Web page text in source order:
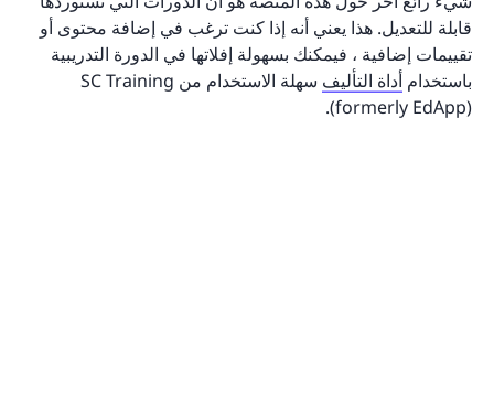
قابلة للتعديل. هذا يعني أنه إذا كنت ترغب في إضافة محتوى أو
تقييمات إضافية ، فيمكنك بسهولة إفلاتها في الدورة التدريبية
باستخدام أداة التأليف
سهلة الاستخدام من SC Training
(formerly EdApp).